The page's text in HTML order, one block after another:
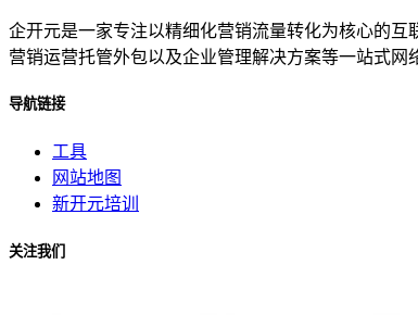
企开元是一家专注以精细化营销流量转化为核心的
营销运营托管外包以及企业管理解决方案等一站式网
导航链接
工具
网站地图
新开元培训
关注我们